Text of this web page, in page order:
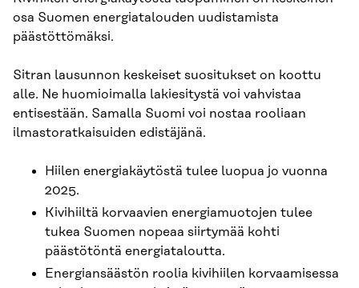
osa Suomen energiatalouden uudistamista
päästöttömäksi.
Sitran lausunnon keskeiset suositukset on koottu
alle. Ne huomioimalla lakiesitystä voi vahvistaa
entisestään. Samalla Suomi voi nostaa rooliaan
ilmastoratkaisuiden edistäjänä.
Hiilen energiakäytöstä tulee luopua jo vuonna
2025.
Kivihiiltä korvaavien energiamuotojen tulee
tukea Suomen nopeaa siirtymää kohti
päästötöntä energiataloutta.
Energiansäästön roolia kivihiilen korvaamisessa